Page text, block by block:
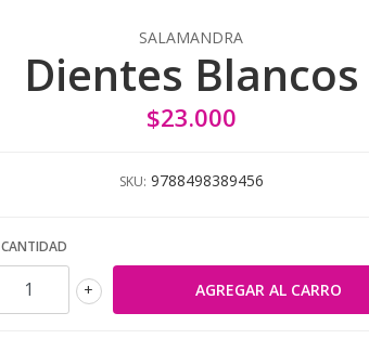
SALAMANDRA
Dientes Blancos
$23.000
SKU: 9788498389456
CANTIDAD
+